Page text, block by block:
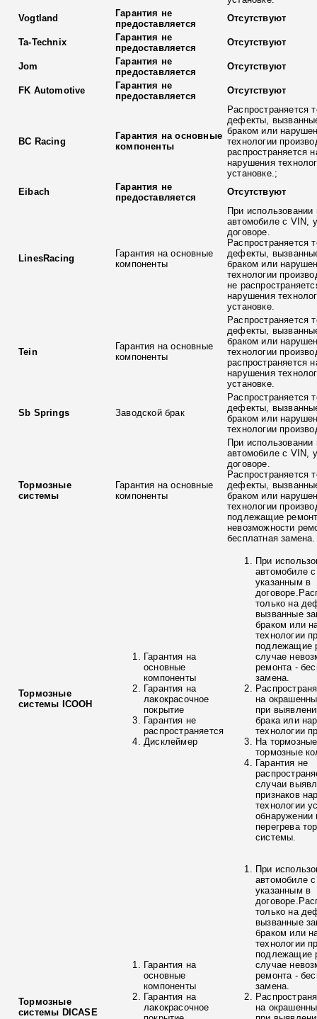
Vogtland
Гарантия не
предоставляется
Отсутствуют
Ta-Technix
Гарантия не
предоставляется
Отсутствуют
Jom
Гарантия не
предоставляется
Отсутствуют
FK Automotive
Гарантия не
предоставляется
Отсутствуют
BC Racing
Гарантия на основные
компоненты
Распространяется
дефекты,
браком или
технологии
распространяется
нарушения
установке.;
Eibach
Гарантия не
предоставляется
Отсутствуют
LinesRacing
Гарантия на основные
компоненты
При использовании
автомобиле с VIN,
договоре.
Распространяется
дефекты,
браком или
технологии
не
нарушения
установке.
Tein
Гарантия на основные
компоненты
Распространяется
дефекты,
браком или
технологии
распространяется
нарушения
установке.
Sb Springs Заводской брак
Распространяется
дефекты,
браком или
технологии
Тормозные
системы
Гарантия на основные
компоненты
При использовании
автомобиле с VIN,
договоре.
Распространяется
дефекты,
браком или
технологии
подлежащие
невозможности
бесплатная замена.
Тормозные
системы ICOOH
Гарантия на
основные
компоненты
Гарантия на
лакокрасочное
покрытие
Гарантия не
распространяется
Дисклеймер
При
автомобиле
указанным в
только на
вызванные
браком или
технологии
подлежащие
случае
ремонта -
замена.
на
при
брака или
технологии
На
тормозные
Гарантия не
случаи
признаков
технологии
обнаружении
перегрева
системы.
Тормозные
системы DICASE
Гарантия на
основные
компоненты
Гарантия на
лакокрасочное
При
автомобиле
указанным в
только на
вызванные
браком или
технологии
подлежащие
случае
ремонта -
замена.
на